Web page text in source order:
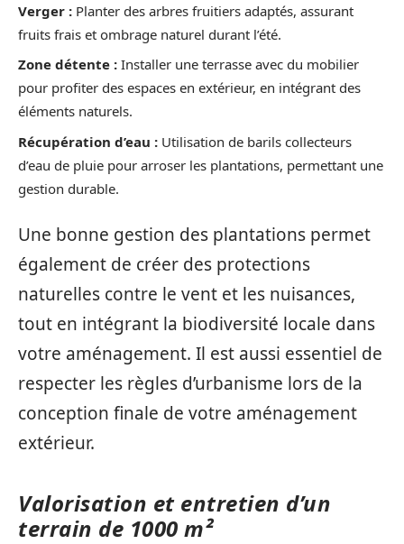
Verger : Planter des arbres fruitiers adaptés, assurant
fruits frais et ombrage naturel durant l’été.
Zone détente : Installer une terrasse avec du mobilier
pour profiter des espaces en extérieur, en intégrant des
éléments naturels.
Récupération d’eau : Utilisation de barils collecteurs
d’eau de pluie pour arroser les plantations, permettant une
gestion durable.
Une bonne gestion des plantations permet
également de créer des protections
naturelles contre le vent et les nuisances,
tout en intégrant la biodiversité locale dans
votre aménagement. Il est aussi essentiel de
respecter les règles d’urbanisme lors de la
conception finale de votre aménagement
extérieur.
Valorisation et entretien d’un
terrain de 1000 m²